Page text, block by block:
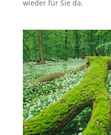
wieder für Sie da.